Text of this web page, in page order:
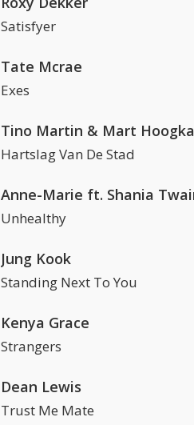
Satisfyer
Tate Mcrae
Exes
Tino Martin & Mart
Hartslag Van De Stad
Anne-Marie ft. Shania
Unhealthy
Jung Kook
Standing Next To You
Kenya Grace
Strangers
Dean Lewis
Trust Me Mate